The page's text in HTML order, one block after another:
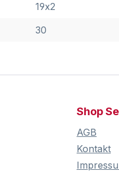
19x2
30
Shop
AGB
Kontakt